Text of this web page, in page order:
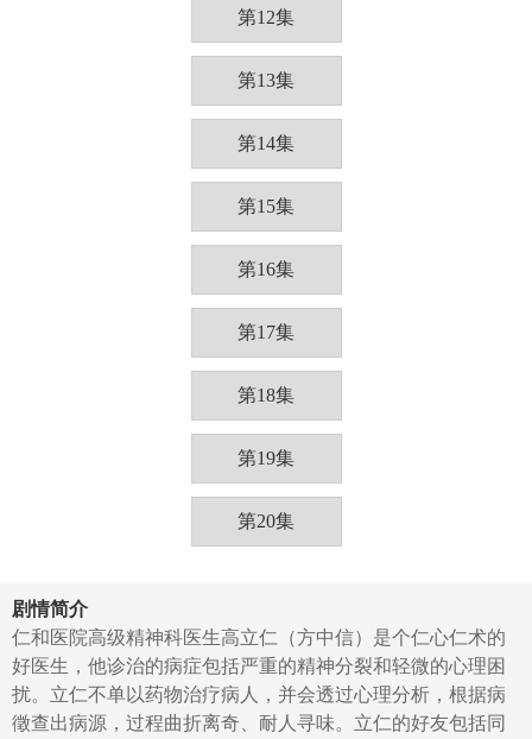
第12集
第13集
第14集
第15集
第16集
第17集
第18集
第19集
第20集
剧情简介
仁和医院高级精神科医生高立仁（方中信）是个仁心仁术的
好医生，他诊治的病症包括严重的精神分裂和轻微的心理困
扰。立仁不单以药物治疗病人，并会透过心理分析，根据病
徵查出病源，过程曲折离奇、耐人寻味。立仁的好友包括同